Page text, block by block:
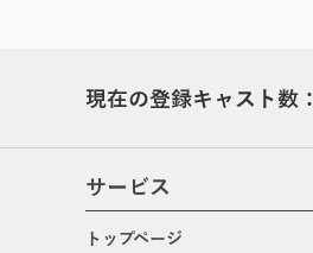
現在の登録キャスト数：
サービス
トップページ